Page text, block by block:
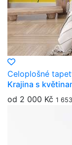
Celoplošné
Krajina s
od 2 000 Kč 1